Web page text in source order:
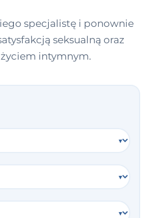
specjalistę i ponownie
seksualną oraz
intymnym.